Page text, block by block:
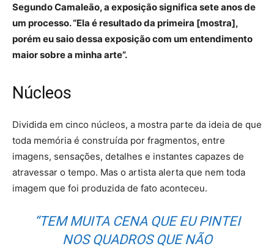
Segundo Camaleão, a exposição significa sete anos de
um processo. “Ela é resultado da primeira [mostra],
porém eu saio dessa exposição com um entendimento
maior sobre a minha arte”.
Núcleos
Dividida em cinco núcleos, a mostra parte da ideia de que
toda memória é construída por fragmentos, entre
imagens, sensações, detalhes e instantes capazes de
atravessar o tempo. Mas o artista alerta que nem toda
imagem que foi produzida de fato aconteceu.
“TEM MUITA CENA QUE EU PINTEI
NOS QUADROS QUE NÃO